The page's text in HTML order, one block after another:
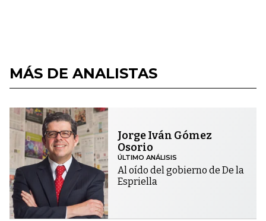
MÁS DE ANALISTAS
Jorge Iván Gómez
Osorio
ÚLTIMO ANÁLISIS
Al oído del gobierno de De la
Espriella